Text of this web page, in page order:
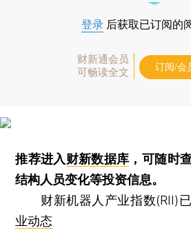
登录 后获取已订阅的
财新通会员
可畅读全文
订阅/会
推荐进入财新数据库 ，可随时
结构人员变化等投资信息。
财新机器人产业指数(RII)已
业动态